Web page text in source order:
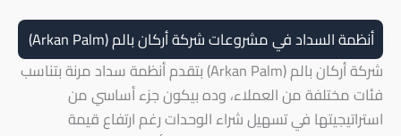
أنظمة السداد في مشروعات شركة أركان بالم (Arkan Palm)
شركة أركان بالم (Arkan Palm) بتقدم أنظمة سداد مرنة بتناسب
فئات مختلفة من العملاء، وده بيكون جزء أساسي من
استراتيجيتها في تسهيل شراء الوحدات رغم ارتفاع قيمة